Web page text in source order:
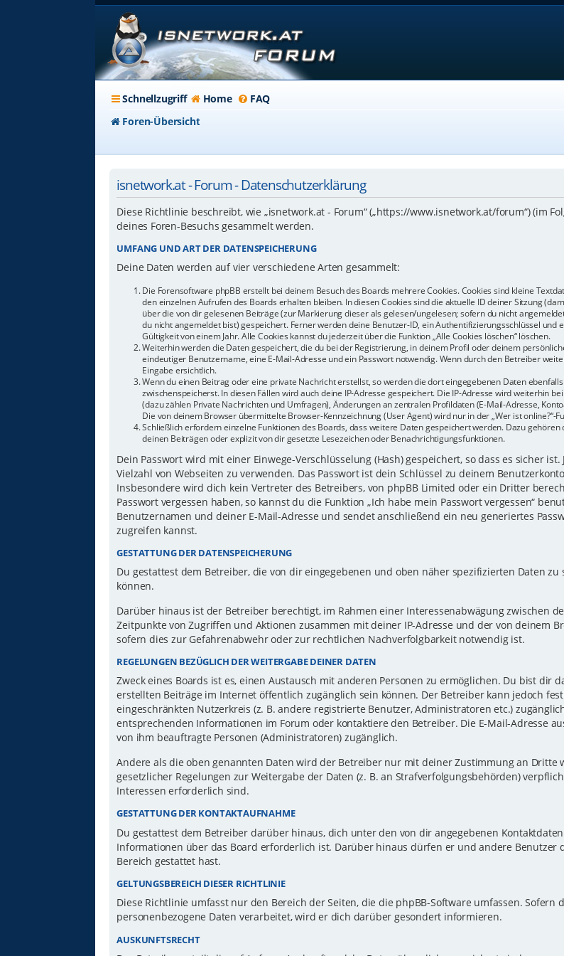
Schnellzugriff Home FAQ
Foren-Übersicht
isnetwork.at - Forum - Datenschutzerklärung
Diese Richtlinie beschreibt, wie „isnetwork.at - Forum“ („https://www.isnetwork.at/forum“) (im
deines Foren-Besuchs gesammelt werden.
UMFANG UND ART DER DATENSPEICHERUNG
Deine Daten werden auf vier verschiedene Arten gesammelt:
Die Forensoftware phpBB erstellt bei deinem Besuch des Boards mehrere Cookies. Cookies sind kleine
den einzelnen Aufrufen des Boards erhalten bleiben. In diesen Cookies sind die aktuelle ID deiner Sitzung
über die von dir gelesenen Beiträge (zur Markierung dieser als gelesen/ungelesen; sofern du nicht
du nicht angemeldet bist) gespeichert. Ferner werden deine Benutzer-ID, ein Authentifizierungsschlüssel und
Gültigkeit von einem Jahr. Alle Cookies kannst du jederzeit über die Funktion „Alle Cookies löschen“ löschen.
Weiterhin werden die Daten gespeichert, die du bei der Registrierung, in deinem Profil oder deinem
eindeutiger Benutzername, eine E-Mail-Adresse und ein Passwort notwendig. Wenn durch den Betreiber
Eingabe ersichtlich.
Wenn du einen Beitrag oder eine private Nachricht erstellst, so werden die dort eingegebenen Daten
zwischenspeicherst. In diesen Fällen wird auch deine IP-Adresse gespeichert. Die IP-Adresse wird weiterhin
(dazu zählen Private Nachrichten und Umfragen), Änderungen an zentralen Profildaten (E-Mail-Adresse,
Die von deinem Browser übermittelte Browser-Kennzeichnung (User Agent) wird nur in der „Wer ist online?“-
Schließlich erfordern einzelne Funktionen des Boards, dass weitere Daten gespeichert werden. Dazu
deinen Beiträgen oder explizit von dir gesetzte Lesezeichen oder Benachrichtigungsfunktionen.
Dein Passwort wird mit einer Einwege-Verschlüsselung (Hash) gespeichert, so dass es sicher
Vielzahl von Webseiten zu verwenden. Das Passwort ist dein Schlüssel zu deinem
Insbesondere wird dich kein Vertreter des Betreibers, von phpBB Limited oder ein Dritter
Passwort vergessen haben, so kannst du die Funktion „Ich habe mein Passwort vergessen“
Benutzernamen und deiner E-Mail-Adresse und sendet anschließend ein neu generiertes
zugreifen kannst.
GESTATTUNG DER DATENSPEICHERUNG
Du gestattest dem Betreiber, die von dir eingegebenen und oben näher spezifizierten Daten
können.
Darüber hinaus ist der Betreiber berechtigt, im Rahmen einer Interessenabwägung zwischen
Zeitpunkte von Zugriffen und Aktionen zusammen mit deiner IP-Adresse und der von deinem
sofern dies zur Gefahrenabwehr oder zur rechtlichen Nachverfolgbarkeit notwendig ist.
REGELUNGEN BEZÜGLICH DER WEITERGABE DEINER DATEN
Zweck eines Boards ist es, einen Austausch mit anderen Personen zu ermöglichen. Du bist dir
erstellten Beiträge im Internet öffentlich zugänglich sein können. Der Betreiber kann jedoch
eingeschränkten Nutzerkreis (z. B. andere registrierte Benutzer, Administratoren etc.)
entsprechenden Informationen im Forum oder kontaktiere den Betreiber. Die E-Mail-Adresse
von ihm beauftragte Personen (Administratoren) zugänglich.
Andere als die oben genannten Daten wird der Betreiber nur mit deiner Zustimmung an Dritte
gesetzlicher Regelungen zur Weitergabe der Daten (z. B. an Strafverfolgungsbehörden)
Interessen erforderlich sind.
GESTATTUNG DER KONTAKTAUFNAHME
Du gestattest dem Betreiber darüber hinaus, dich unter den von dir angegebenen
Informationen über das Board erforderlich ist. Darüber hinaus dürfen er und andere
Bereich gestattet hast.
GELTUNGSBEREICH DIESER RICHTLINIE
Diese Richtlinie umfasst nur den Bereich der Seiten, die die phpBB-Software umfassen.
personenbezogene Daten verarbeitet, wird er dich darüber gesondert informieren.
AUSKUNFTSRECHT